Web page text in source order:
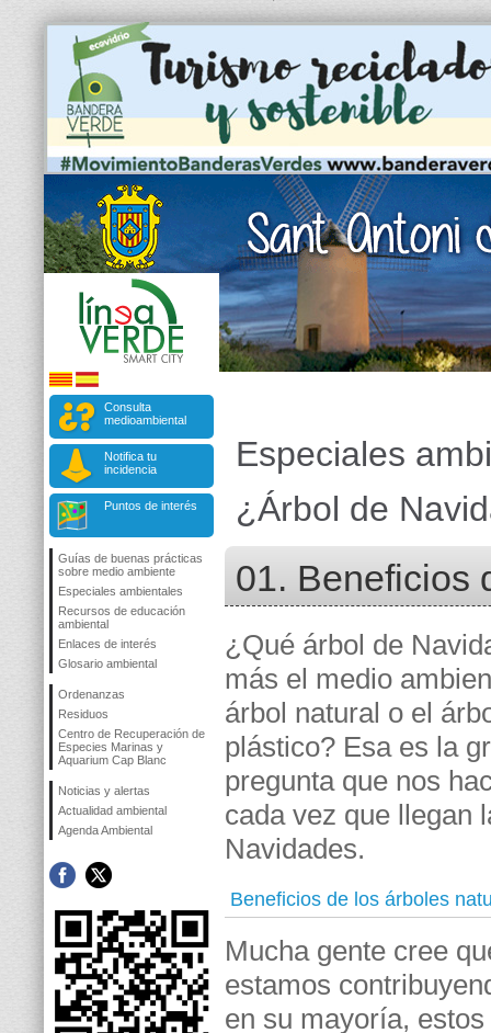
Consulta
medioambiental
Notifica tu
incidencia
Puntos de interés
Guías de buenas prácticas
sobre medio ambiente
Especiales ambientales
Recursos de educación
ambiental
Enlaces de interés
Glosario ambiental
Ordenanzas
Residuos
Centro de Recuperación de
Especies Marinas y
Aquarium Cap Blanc
Noticias y alertas
Actualidad ambiental
Agenda Ambiental
Especiales
¿Árbol de
01. Beneficios
¿Qué árbol de
más el medio
árbol natural o el
plástico? Esa es la
pregunta que nos
cada vez que llegan
Navidades.
Beneficios de los árboles
Mucha gente cree
estamos
en su mayoría,